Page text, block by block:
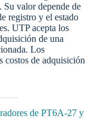
Su valor depende de
registro y el estado
UTP acepta los
de una
Los
costos de adquisición
de PT6A-27 y